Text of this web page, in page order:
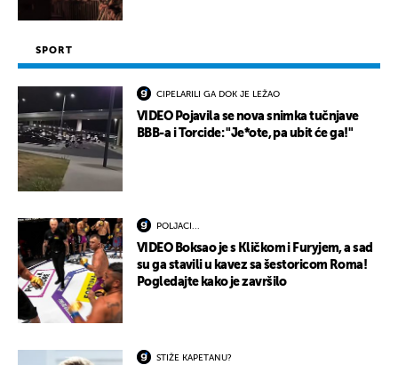
SPORT
CIPELARILI GA DOK JE LEŽAO
VIDEO Pojavila se nova snimka tučnjave
BBB-a i Torcide: "Je*ote, pa ubit će ga!"
POLJACI...
VIDEO Boksao je s Kličkom i Furyjem, a sad
su ga stavili u kavez sa šestoricom Roma!
Pogledajte kako je završilo
STIŽE KAPETANU?